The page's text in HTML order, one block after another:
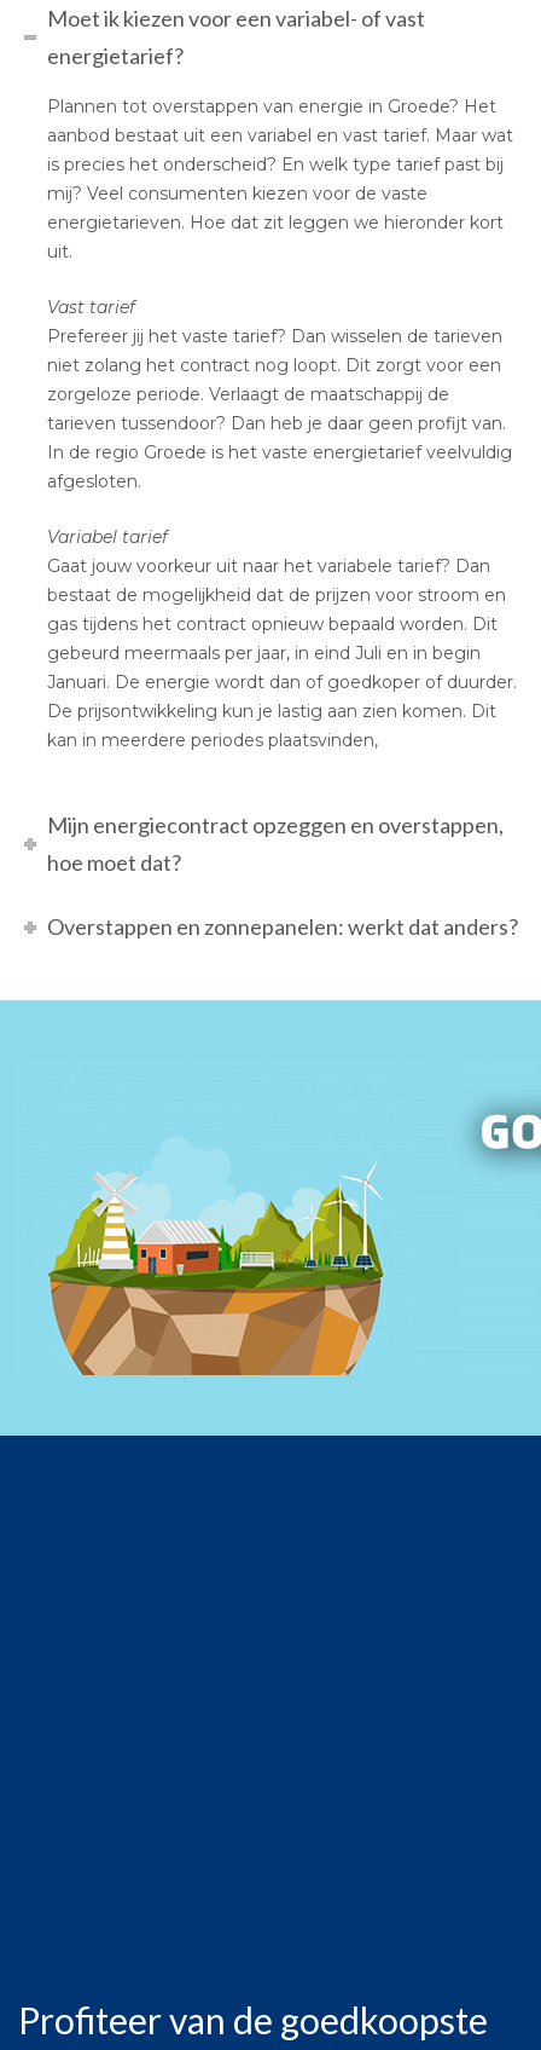
Moet ik kiezen voor een variabel- of vast
energietarief?
Plannen tot overstappen van energie in Groede? Het
aanbod bestaat uit een variabel en vast tarief. Maar wat
is precies het onderscheid? En welk type tarief past bij
mij? Veel consumenten kiezen voor de vaste
energietarieven. Hoe dat zit leggen we hieronder kort
uit.
Vast tarief
Prefereer jij het vaste tarief? Dan wisselen de tarieven
niet zolang het contract nog loopt. Dit zorgt voor een
zorgeloze periode. Verlaagt de maatschappij de
tarieven tussendoor? Dan heb je daar geen profijt van.
In de regio Groede is het vaste energietarief veelvuldig
afgesloten.
Variabel tarief
Gaat jouw voorkeur uit naar het variabele tarief? Dan
bestaat de mogelijkheid dat de prijzen voor stroom en
gas tijdens het contract opnieuw bepaald worden. Dit
gebeurd meermaals per jaar, in eind Juli en in begin
Januari. De energie wordt dan of goedkoper of duurder.
De prijsontwikkeling kun je lastig aan zien komen. Dit
kan in meerdere periodes plaatsvinden,
Mijn energiecontract opzeggen en overstappen,
hoe moet dat?
Overstappen en zonnepanelen: werkt dat anders?
Profiteer van de goedkoopste